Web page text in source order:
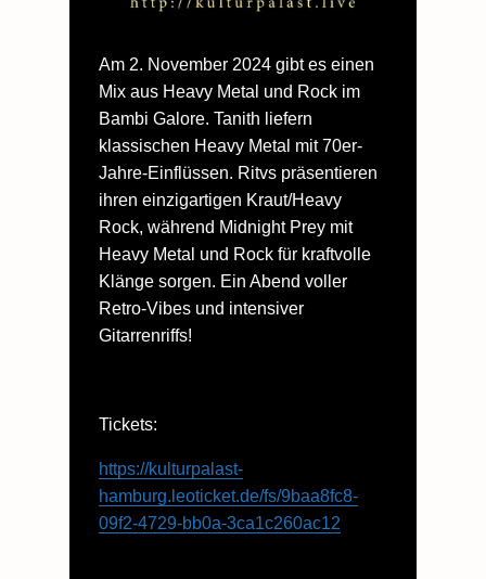
Am 2. November 2024 gibt es einen
Mix aus Heavy Metal und Rock im
Bambi Galore. Tanith liefern
klassischen Heavy Metal mit 70er-
Jahre-Einflüssen. Ritvs präsentieren
ihren einzigartigen Kraut/Heavy
Rock, während Midnight Prey mit
Heavy Metal und Rock für kraftvolle
Klänge sorgen. Ein Abend voller
Retro-Vibes und intensiver
Gitarrenriffs!
Tickets:
https://kulturpalast-
hamburg.leoticket.de/fs/9baa8fc8-
09f2-4729-bb0a-3ca1c260ac12